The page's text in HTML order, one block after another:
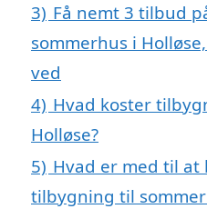
3) Få nemt 3 tilbud
sommerhus i
ved
4) Hvad koster
Holløse?
5) Hvad er med til at
tilbygning til